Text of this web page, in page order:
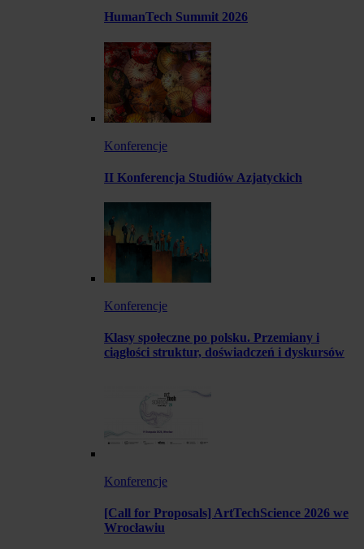
HumanTech Summit 2026
Konferencje
II Konferencja Studiów Azjatyckich
Konferencje
Klasy społeczne po polsku. Przemiany i
ciągłości struktur, doświadczeń i dyskursów
Konferencje
[Call for Proposals] ArtTechScience 2026 we
Wrocławiu